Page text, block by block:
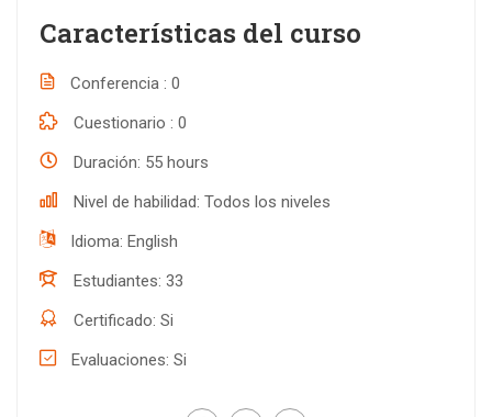
Características del curso
Conferencia
0
Cuestionario
0
Duración 55 hours
Nivel de habilidad Todos los niveles
Idioma English
Estudiantes 33
Certificado Si
Evaluaciones Si